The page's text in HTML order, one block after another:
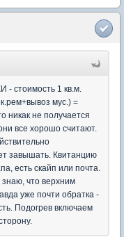
- стоимость 1 кв.м.
мус.) =
никак не получается
все хорошо считают.
завышать. Квитанцию
есть скайп или почта.
что верхним
уже почти обратка -
Подогрев включаем